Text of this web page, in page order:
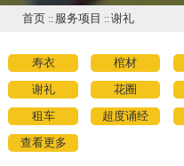
首页 :: 服务项目 ::谢礼
寿衣 棺材
谢礼 花圈
租车 超度诵经
查看更多